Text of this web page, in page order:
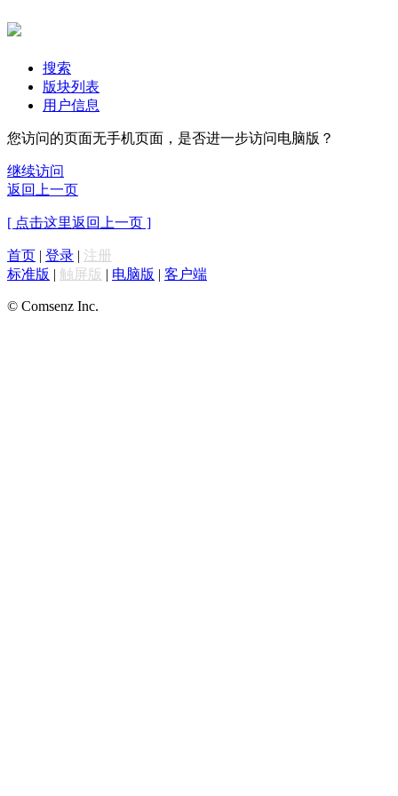
搜索
版块列表
用户信息
您访问的页面无手机页面，是否进一步访问电脑版？
继续访问
返回上一页
[ 点击这里返回上一页 ]
首页 | 登录 | 注册
标准版 | 触屏版 | 电脑版 | 客户端
© Comsenz Inc.